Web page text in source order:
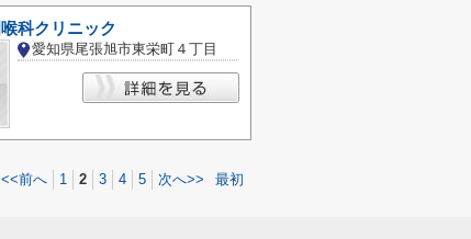
科クリニック
愛知県尾張旭市東栄町４丁目
<<前へ 1 2 3 4 5 次へ>> 最初